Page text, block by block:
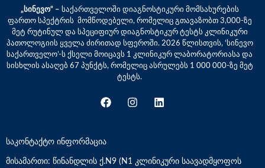
„სინევო“ – საქართველოში დიაგნოსტიკური მომსახურების
ფართო სპექტრის მომწოდებელი, რომელიც გთავაზობთ 3,000-ზე
მეტ რუტინულ და სპეციფიურ დიაგნოსტიკურ ტესტს კლინიკური
პათოლოგიის ყველა ძირითად სფეროში. 2026 წლისთვის, ‘სინევო
საქართველო’-ს ქსელი მოიცავს 1 კლინიკურ ლაბორატორიასა და
სისხლის ასაღებ 67 პუნქტს, რომელიც ასრულებს 1 000 000-ზე მეტ
ტესტს.
საკონტაქტო ინფორმაცია
მისამართი: წინანდლის ქ.N9 (N1 კლინიკური საავადმყოფოს